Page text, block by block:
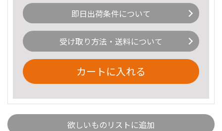
即日出荷条件について
受け取り方法・送料について
カートに入れる
欲しいものリストに追加